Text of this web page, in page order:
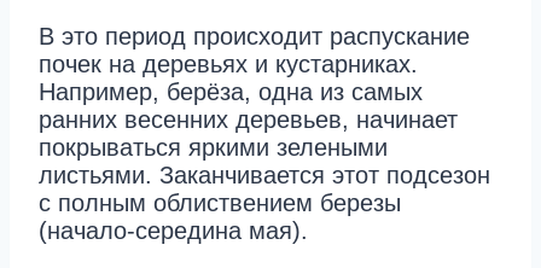
В это период происходит распускание
почек на деревьях и кустарниках.
Например, берёза, одна из самых
ранних весенних деревьев, начинает
покрываться яркими зелеными
листьями. Заканчивается этот подсезон
с полным облиствением березы
(начало-середина мая).